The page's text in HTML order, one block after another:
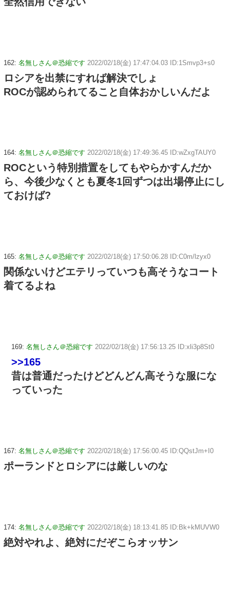
162: 名無しさん＠恐縮です 2022/02/18(金) 17:47:04.03 ID:1Smvp3+s0
ロシアを出禁にすれば解決でしょ
ROCが認められてること自体おかしいんだよ
164: 名無しさん＠恐縮です 2022/02/18(金) 17:49:36.45 ID:wZxgTAUY0
ROCという特別措置をしてもやらかすんだか
ら、今後少なくとも夏冬1回ずつは出場停止にし
ておけば?
165: 名無しさん＠恐縮です 2022/02/18(金) 17:50:06.28 ID:C0m/lzyx0
関係ないけどエテリっていつも高そうなコート
着てるよね
169: 名無しさん＠恐縮です 2022/02/18(金) 17:56:13.25 ID:xli3p8St0
>>165
昔は普通だったけどどんどん高そうな服にな
っていった
167: 名無しさん＠恐縮です 2022/02/18(金) 17:56:00.45 ID:QQstJm+I0
ポーランドとロシアには厳しいのな
174: 名無しさん＠恐縮です 2022/02/18(金) 18:13:41.85 ID:Bk+kMUVW0
絶対やれよ、絶対にだぞこらオッサン